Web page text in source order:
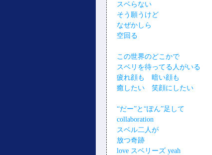
スベらない
そう願うけど
なぜかしら
空回る
この世界のどこかで
スベリを待ってる人がいる
疲れ顔も 暗い顔も
癒したい 笑顔にしたい
“だー”と“ぽん”足して
collaboration
スベル二人が
放つ奇跡
love スベリーズ yeah